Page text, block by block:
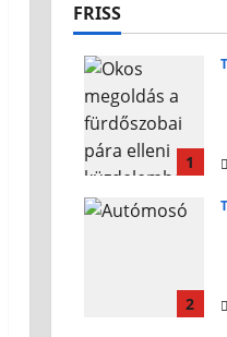
FRISS
1
2